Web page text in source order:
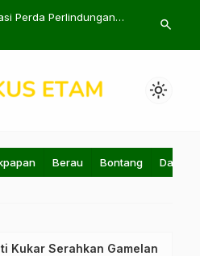
Perda Perlindungan
PLNsearch
light_mode
Berau Bontang Daerah
Kukar Serahkan Gamelan